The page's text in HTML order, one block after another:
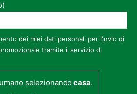
dei miei dati personali per l’invio di
tramite il servizio di
selezionandocasa.